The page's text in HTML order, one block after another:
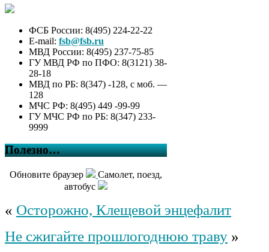
ФСБ России: 8(495) 224-22-22
E-mail: fsb@fsb.ru
МВД России: 8(495) 237-75-85
ГУ МВД РФ по ПФО: 8(3121) 38-
28-18
МВД по РБ: 8(347) -128, с моб. —
128
МЧС РФ: 8(495) 449 -99-99
ГУ МЧС РФ по РБ: 8(347) 233-
9999
Полезно…
Обновите браузер
Самолет, поезд,
автобус
« Осторожно, Клещевой энцефалит
Не сжигайте прошлогоднюю траву »